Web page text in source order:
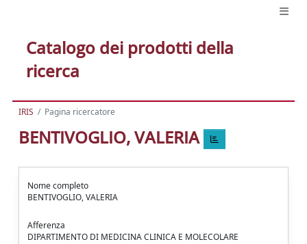
Catalogo dei prodotti della
ricerca
IRIS Pagina ricercatore
BENTIVOGLIO, VALERIA
Nome completo
BENTIVOGLIO, VALERIA
Afferenza
DIPARTIMENTO DI MEDICINA CLINICA E MOLECOLARE